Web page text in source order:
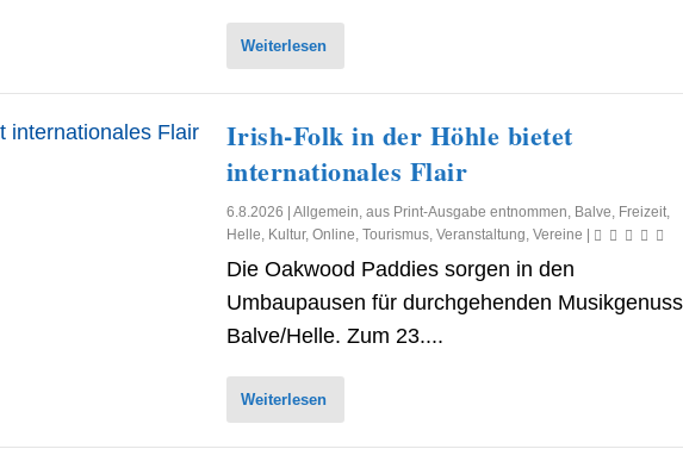
Weiterlesen
Irish-Folk in der Höhle bietet
internationales Flair
6.8.2026 Allgemein, aus Print-Ausgabe entnommen, Balve, Freizeit,
Helle, Kultur, Online, Tourismus, Veranstaltung, Vereine
Die Oakwood Paddies sorgen in den
Umbaupausen für durchgehenden
Balve/Helle. Zum 23....
Weiterlesen